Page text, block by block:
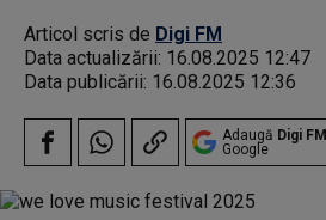
Articol scris de Digi FM
Data actualizării: 16.08.2025 12:47
Data publicării: 16.08.2025 12:36
Adaugă Digi FM
Google